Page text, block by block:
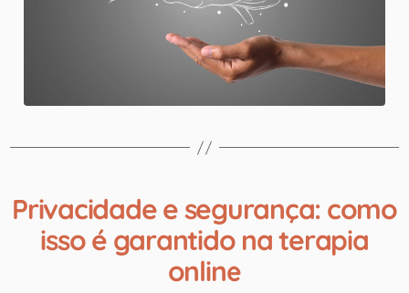
Privacidade e segurança: como
isso é garantido na terapia
online